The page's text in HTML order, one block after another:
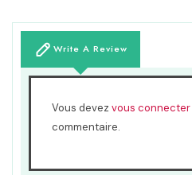
Write A Review
Vous devez vous connecter
commentaire.